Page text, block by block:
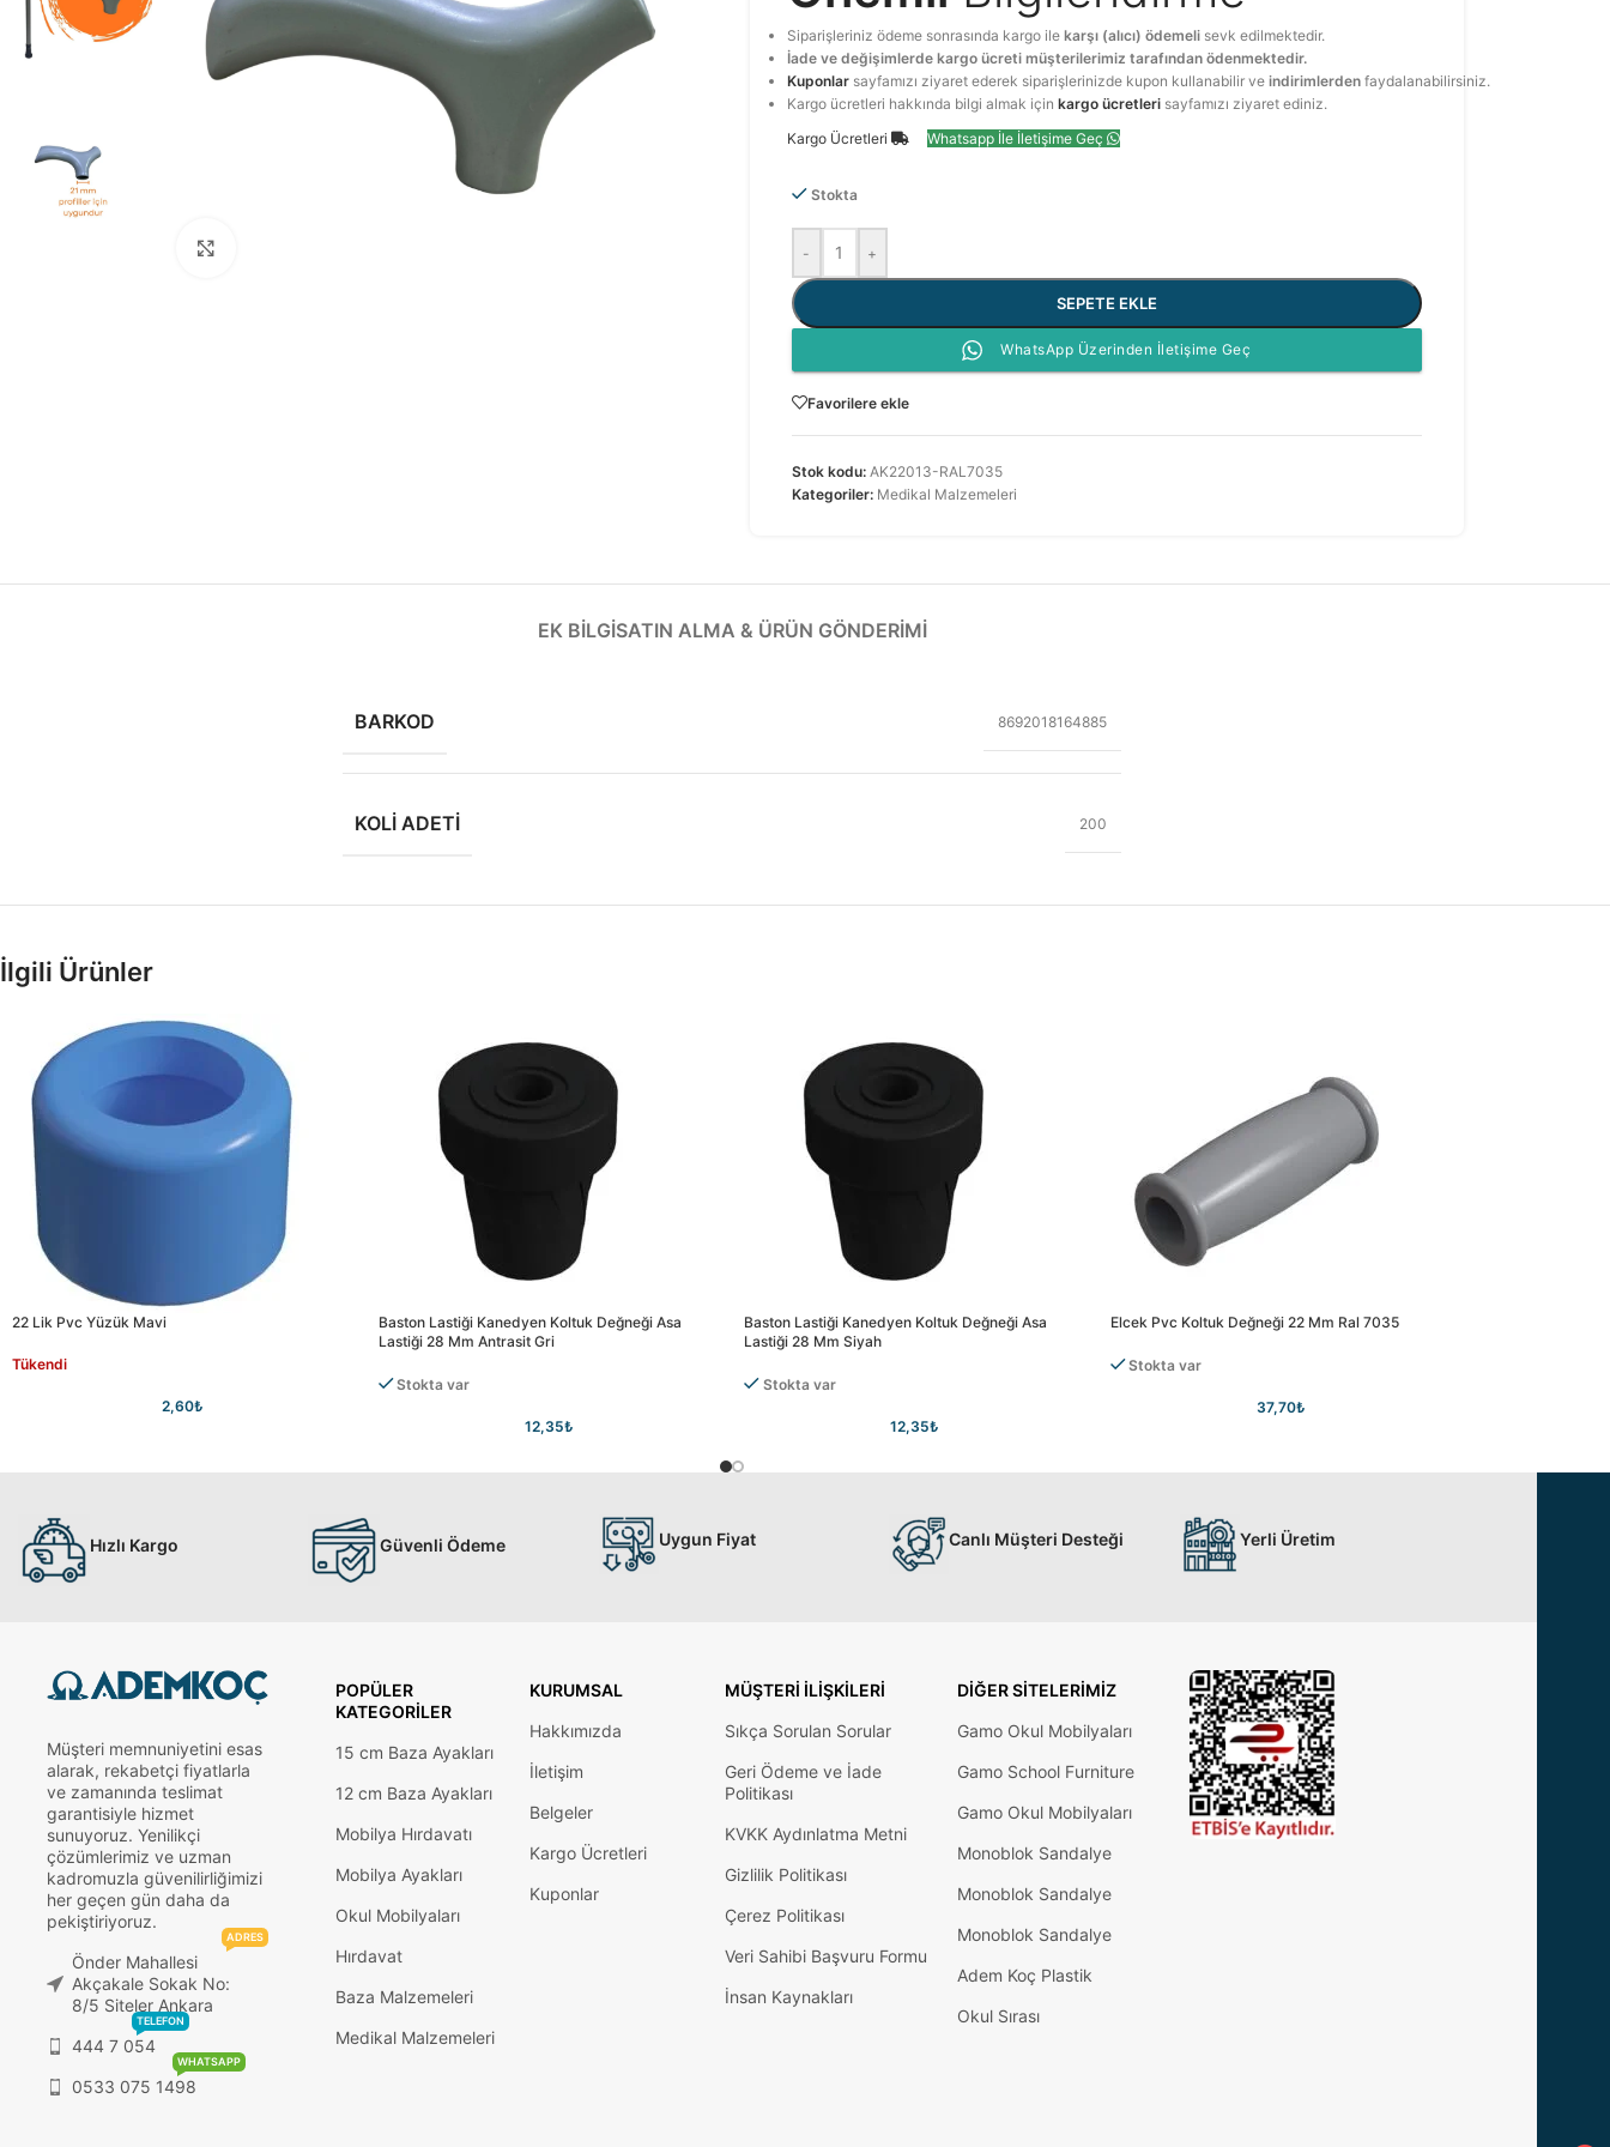
Siparişleriniz ödeme sonrasında kargo ilekarşı (alıcı) ödemeli sevk edilmektedir.
İade ve değişimlerde kargo ücreti müşterilerimiz tarafından ödenmektedir.
Kuponlar sayfamızı ziyaret ederek siparişlerinizde kupon kullanabilir veindirimlerden faydalanabilirsiniz.
Kargo ücretleri hakkında bilgi almak içinkargo ücretleri sayfamızı ziyaret ediniz.
Kargo Ücretleri
Whatsapp İle İletişime Geç
Stokta
- +
SEPETE EKLE
WhatsApp Üzerinden İletişime Geç
Favorilere ekle
Stok kodu: AK22013-RAL7035
Kategoriler: Medikal Malzemeleri
EK BILGISATIN ALMA & ÜRÜN GÖNDERIMI
BARKOD 8692018164885
KOLI ADETI 200
İlgili Ürünler
22 Lik Pvc Yüzük Mavi
Tükendi
2,60₺
Baston Lastiği Kanedyen Koltuk Değneği Asa
Lastiği 28 Mm Antrasit Gri
Stokta var
12,35₺
Baston Lastiği Kanedyen Koltuk Değneği Asa
Lastiği 28 Mm Siyah
Stokta var
12,35₺
Elcek Pvc Koltuk Değneği 22 Mm Ral 7035
Stokta var
37,70₺
Hızlı Kargo Güvenli Ödeme Uygun Fiyat Canlı Müşteri Desteği Yerli Üretim
Müşteri memnuniyetini esas
alarak, rekabetçi fiyatlarla
ve zamanında teslimat
garantisiyle hizmet
sunuyoruz. Yenilikçi
çözümlerimiz ve uzman
kadromuzla güvenilirliğimizi
her geçen gün daha da
pekiştiriyoruz.
Önder Mahallesi
Akçakale Sokak No:
8/5 Siteler Ankara
ADRES
444 7 054
TELEFON
0533 075 1498
WHATSAPP
POPÜLER
KATEGORILER
15 cm Baza Ayakları
12 cm Baza Ayakları
Mobilya Hırdavatı
Mobilya Ayakları
Okul Mobilyaları
Hırdavat
Baza Malzemeleri
Medikal Malzemeleri
KURUMSAL
Hakkımızda
İletişim
Belgeler
Kargo Ücretleri
Kuponlar
MÜŞTERI İLIŞKILERI
Sıkça Sorulan Sorular
Geri Ödeme ve İade
Politikası
KVKK Aydınlatma Metni
Gizlilik Politikası
Çerez Politikası
Veri Sahibi Başvuru Formu
İnsan Kaynakları
DIĞER SITELERIMIZ
Gamo Okul Mobilyaları
Gamo School Furniture
Gamo Okul Mobilyaları
Monoblok Sandalye
Monoblok Sandalye
Monoblok Sandalye
Adem Koç Plastik
Okul Sırası